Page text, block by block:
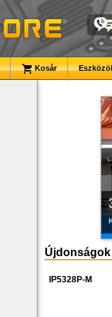
Kosár
Újdonságok
IP5328P-M